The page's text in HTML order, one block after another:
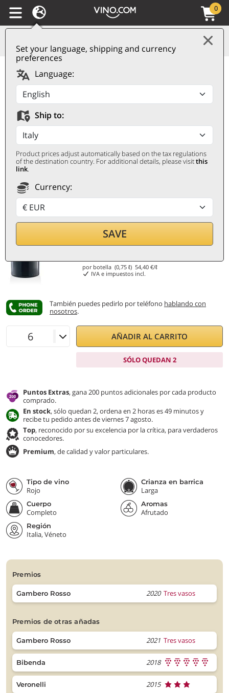
Set your language, shipping and currency
preferences
Language:
Ship to:
Product prices adjust automatically based on the tax regulations
of the destination country. For additional details, please visitthis
link.
Currency:
SAVE
0
Montello Asolo DOC Il
Rosso Dell'Abazia 2020
Serafini & Vidotto
SERAFINI & VIDOTTO
0,75 ℓ
40,80€
por botella (0,75 ℓ)54,40 €/ℓ
IVA e impuestos incl.
También puedes pedirlo por teléfono hablando con
nosotros.
AÑADIR AL CARRITO
SÓLO QUEDAN 2
Puntos Extras, gana 200 puntos adicionales por cada producto
comprado.
En stock, sólo quedan 2, ordena en 2 horas es 49 minutos y
recibe tu pedido antes de viernes 7 agosto.
Top, reconocido por su excelencia por la crítica, para verdaderos
conocedores.
Premium, de calidad y valor particulares.
Tipo de vino
Rojo
Crianza en barrica
Larga
Cuerpo
Completo
Aromas
Afrutado
Región
Italia, Véneto
premios
Gambero Rosso 2020 Tres vasos
premios de otras añadas
Gambero Rosso 2021 Tres vasos
Bibenda 2018
Veronelli 2015